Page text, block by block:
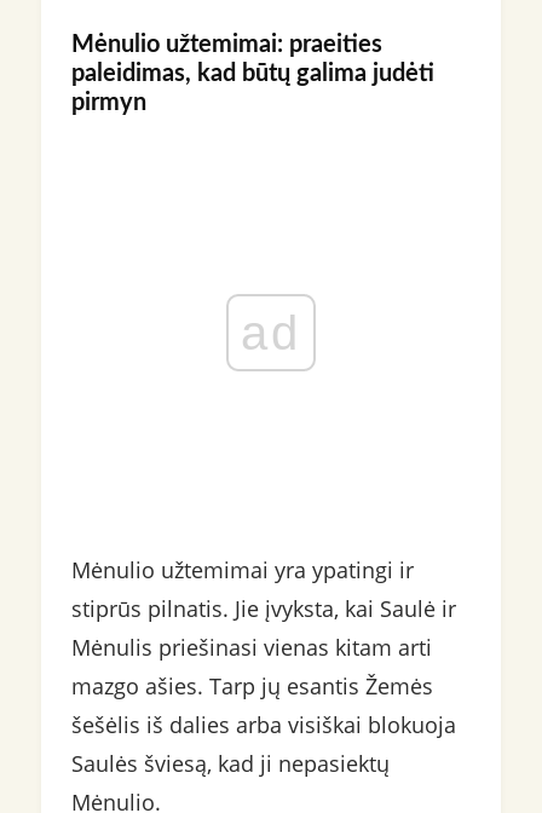
Mėnulio užtemimai: praeities
paleidimas, kad būtų galima judėti
pirmyn
ad
Mėnulio užtemimai yra ypatingi ir
stiprūs pilnatis. Jie įvyksta, kai Saulė ir
Mėnulis priešinasi vienas kitam arti
mazgo ašies. Tarp jų esantis Žemės
šešėlis iš dalies arba visiškai blokuoja
Saulės šviesą, kad ji nepasiektų
Mėnulio.